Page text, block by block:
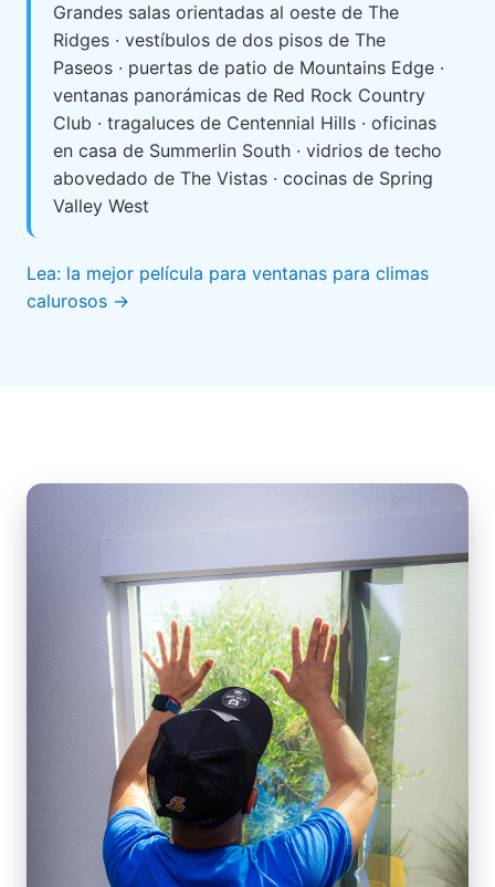
Grandes salas orientadas al oeste de The
Ridges · vestíbulos de dos pisos de The
Paseos · puertas de patio de Mountains Edge ·
ventanas panorámicas de Red Rock Country
Club · tragaluces de Centennial Hills · oficinas
en casa de Summerlin South · vidrios de techo
abovedado de The Vistas · cocinas de Spring
Valley West
Lea: la mejor película para ventanas para climas
calurosos →